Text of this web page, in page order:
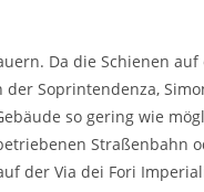
Da die Schienen auf
Soprintendenza,
so gering wie
Straßenbahn
der Via dei Fori